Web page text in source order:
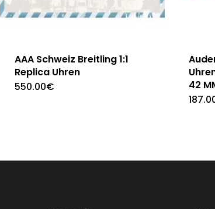
AAA Schweiz Breitling 1:1
Replica Uhren
550.00€
42